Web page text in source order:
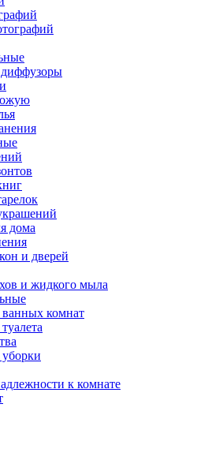
дома
и дверей
и жидкого мыла
ванных комнат
к комнате